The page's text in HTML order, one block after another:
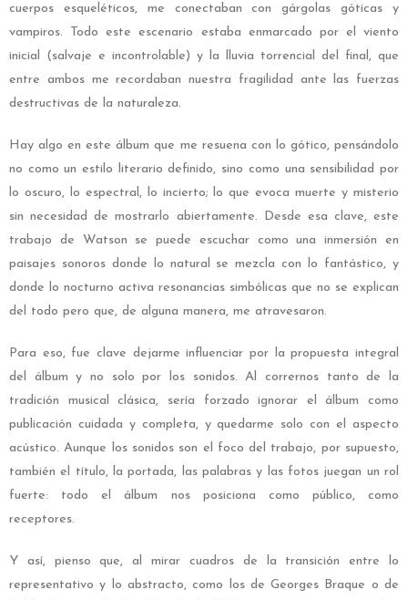
cuerpos esqueléticos, me conectaban con gárgolas góticas y
vampiros. Todo este escenario estaba enmarcado por el viento
inicial (salvaje e incontrolable) y la lluvia torrencial del final, que
entre ambos me recordaban nuestra fragilidad ante las fuerzas
destructivas de la naturaleza.
Hay algo en este álbum que me resuena con lo gótico, pensándolo
no como un estilo literario definido, sino como una sensibilidad por
lo oscuro, lo espectral, lo incierto; lo que evoca muerte y misterio
sin necesidad de mostrarlo abiertamente. Desde esa clave, este
trabajo de Watson se puede escuchar como una inmersión en
paisajes sonoros donde lo natural se mezcla con lo fantástico, y
donde lo nocturno activa resonancias simbólicas que no se explican
del todo pero que, de alguna manera, me atravesaron.
Para eso, fue clave dejarme influenciar por la propuesta integral
del álbum y no solo por los sonidos. Al corrernos tanto de la
tradición musical clásica, sería forzado ignorar el álbum como
publicación cuidada y completa, y quedarme solo con el aspecto
acústico. Aunque los sonidos son el foco del trabajo, por supuesto,
también el título, la portada, las palabras y las fotos juegan un rol
fuerte: todo el álbum nos posiciona como público, como
receptores.
Y así, pienso que, al mirar cuadros de la transición entre lo
representativo y lo abstracto, como los de Georges Braque o de